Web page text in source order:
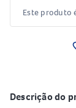
Este produto
Descrição do